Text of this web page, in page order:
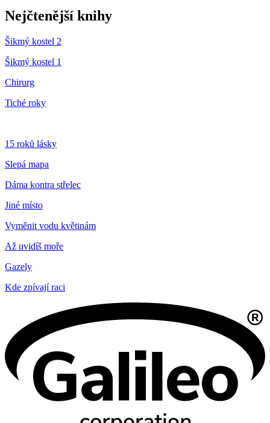
Nejčtenější knihy
Šikmý kostel 2
Šikmý kostel 1
Chirurg
Tiché roky
15 roků lásky
Slepá mapa
Dáma kontra střelec
Jiné místo
Vyměnit vodu květinám
Až uvidíš moře
Gazely
Kde zpívají raci